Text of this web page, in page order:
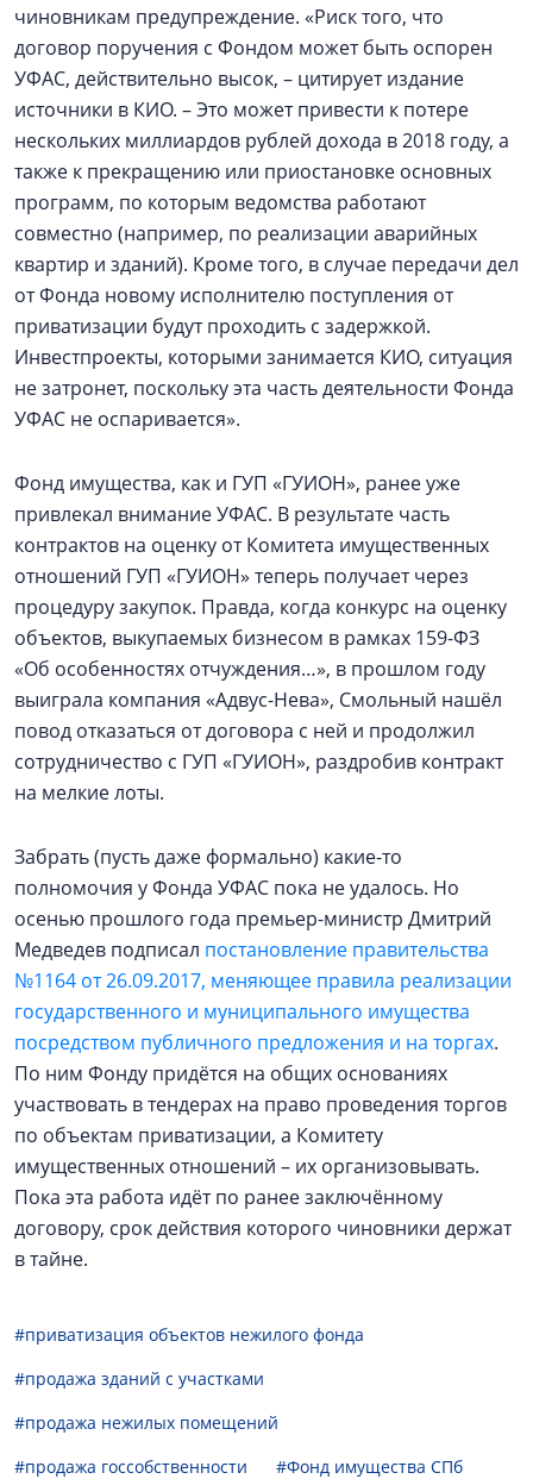
чиновникам предупреждение. «Риск того, что
договор поручения с Фондом может быть оспорен
УФАС, действительно высок, – цитирует издание
источники в КИО. – Это может привести к потере
нескольких миллиардов рублей дохода в 2018 году, а
также к прекращению или приостановке основных
программ, по которым ведомства работают
совместно (например, по реализации аварийных
квартир и зданий). Кроме того, в случае передачи дел
от Фонда новому исполнителю поступления от
приватизации будут проходить с задержкой.
Инвестпроекты, которыми занимается КИО, ситуация
не затронет, поскольку эта часть деятельности Фонда
УФАС не оспаривается».
Фонд имущества, как и ГУП «ГУИОН», ранее уже
привлекал внимание УФАС. В результате часть
контрактов на оценку от Комитета имущественных
отношений ГУП «ГУИОН» теперь получает через
процедуру закупок. Правда, когда конкурс на оценку
объектов, выкупаемых бизнесом в рамках 159-ФЗ
«Об особенностях отчуждения…», в прошлом году
выиграла компания «Адвус-Нева», Смольный нашёл
повод отказаться от договора с ней и продолжил
сотрудничество с ГУП «ГУИОН», раздробив контракт
на мелкие лоты.
Забрать (пусть даже формально) какие-то
полномочия у Фонда УФАС пока не удалось. Но
осенью прошлого года премьер-министр Дмитрий
Медведев подписал постановление правительства
№1164 от 26.09.2017, меняющее правила реализации
государственного и муниципального имущества
посредством публичного предложения и на торгах.
По ним Фонду придётся на общих основаниях
участвовать в тендерах на право проведения торгов
по объектам приватизации, а Комитету
имущественных отношений – их организовывать.
Пока эта работа идёт по ранее заключённому
договору, срок действия которого чиновники держат
в тайне.
#приватизация объектов нежилого фонда
#продажа зданий с участками
#продажа нежилых помещений
#продажа госсобственности
#Фонд имущества СПб